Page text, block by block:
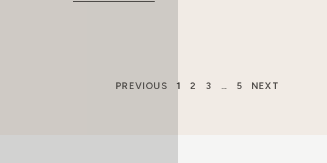
PREVIOUS 1 2 3 … 5 NEXT